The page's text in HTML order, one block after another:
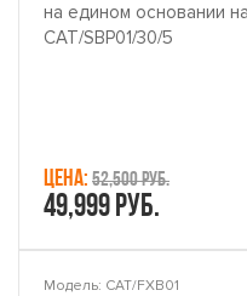
на едином основании
CAT/SBP01/30/5
Цена: 52,500 руб.
49,999 руб.
Модель: CAT/FXB01